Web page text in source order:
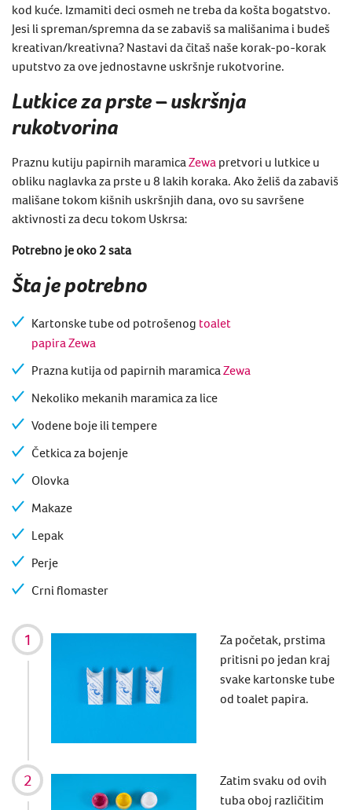
kod kuće. Izmamiti deci osmeh ne treba da košta bogatstvo.
Jesi li spreman/spremna da se zabaviš sa mališanima i budeš
kreativan/kreativna? Nastavi da čitaš naše korak-po-korak
uputstvo za ove jednostavne uskršnje rukotvorine.
Lutkice za prste – uskršnja
rukotvorina
Praznu kutiju papirnih maramica Zewa pretvori u lutkice u
obliku naglavka za prste u 8 lakih koraka. Ako želiš da zabaviš
mališane tokom kišnih uskršnjih dana, ovo su savršene
aktivnosti za decu tokom Uskrsa:
Potrebno je oko 2 sata
Šta je potrebno
Kartonske tube od potrošenog toalet
papira Zewa
Prazna kutija od papirnih maramica Zewa
Nekoliko mekanih maramica za lice
Vodene boje ili tempere
Četkica za bojenje
Olovka
Makaze
Lepak
Perje
Crni flomaster
Za početak, prstima
pritisni po jedan kraj
svake kartonske tube
od toalet papira.
Zatim svaku od ovih
tuba oboj različitim